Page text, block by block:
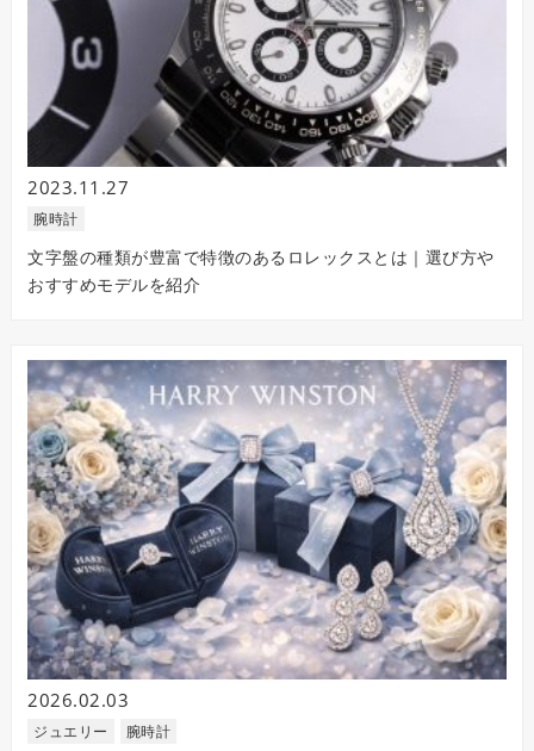
2023.11.27
腕時計
文字盤の種類が豊富で特徴のあるロレックスとは｜選び方や
おすすめモデルを紹介
2026.02.03
ジュエリー 腕時計